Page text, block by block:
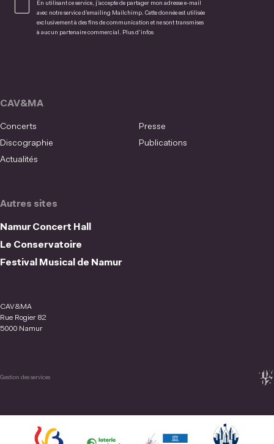
En utilisant ce service, j’accepte de partager mon adresse e-mail
avec notre service d’emailing Mailchimp. Cette donnée est utilisée
exclusivement à des fins de communication et ne sont transmises
à aucun partenaire commercial. Plus d’infos
Autres sites
Namur Concert Hall
Le Conservatoire
Festival Musical de Namur
CAV&MA
Concerts
Presse
Discographie
Publications
Actualités
CAV&MA
Rue Rogier 82
5000 Namur
Gestion des services